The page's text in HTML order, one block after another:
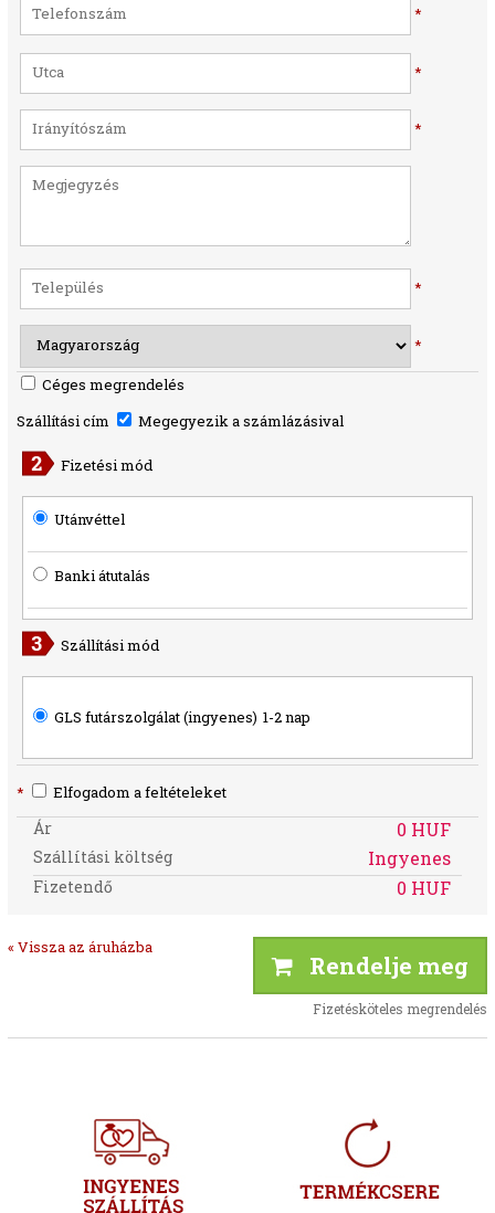
*
*
*
*
*
Céges megrendelés
Szállítási cím
Megegyezik a számlázásival
Fizetési mód
Utánvéttel
Banki átutalás
Szállítási mód
GLS futárszolgálat (ingyenes) 1-2 nap
* Elfogadom a feltételeket
Ár 0 HUF
Szállítási költség Ingyenes
Fizetendő 0 HUF
« Vissza az áruházba
Rendelje meg
Fizetésköteles megrendelés